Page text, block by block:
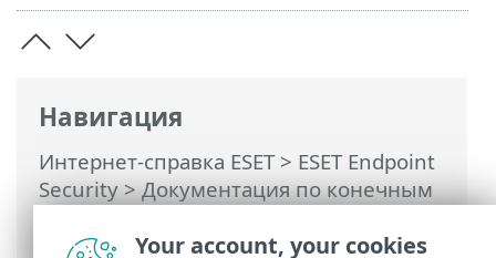
Навигация
Интернет-справка ESET> ESET Endpoint
Security>Документация по конечным
Конфигурация управляемого продукта
Your account, your cookies